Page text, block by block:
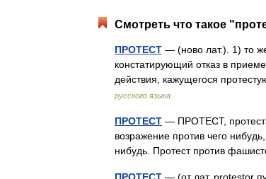
Смотреть что такое
ПРОТЕСТ — (ново лат.). 1) то
констатирующий отказ в
действия, кажущегося
русского языка
ПРОТЕСТ — ПРОТЕСТ,
возражение против чего
нибудь. Протест против